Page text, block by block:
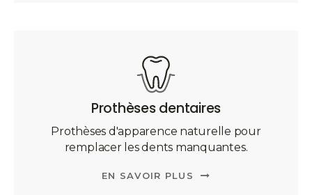
Prothèses dentaires
Prothèses d'apparence naturelle pour
remplacer les dents manquantes.
EN SAVOIR PLUS